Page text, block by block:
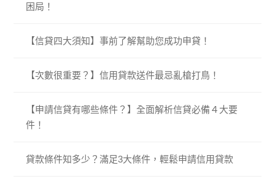
困局！
【信貸四大須知】事前了解幫助您成功申貸！
【次數很重要？】信用貸款送件最忌亂槍打鳥！
【申請信貸有哪些條件？】全面解析信貸必備４大要
件！
貸款條件知多少？滿足3大條件，輕鬆申請信用貸款